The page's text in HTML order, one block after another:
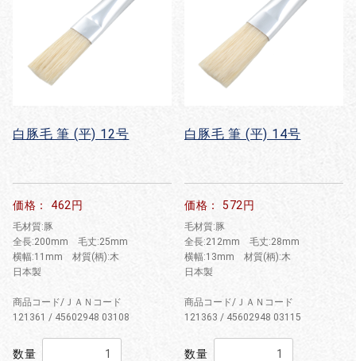
白豚毛 筆 (平) 12号
価格： 462円
毛材質:豚
全長:200mm 毛丈:25mm
横幅:11mm 材質(柄):木
日本製
商品コード/ＪＡＮコード
121361 / 45602948 03108
数量
白豚毛 筆 (平) 14号
価格： 572円
毛材質:豚
全長:212mm 毛丈:28mm
横幅:13mm 材質(柄):木
日本製
商品コード/ＪＡＮコード
121363 / 45602948 03115
数量